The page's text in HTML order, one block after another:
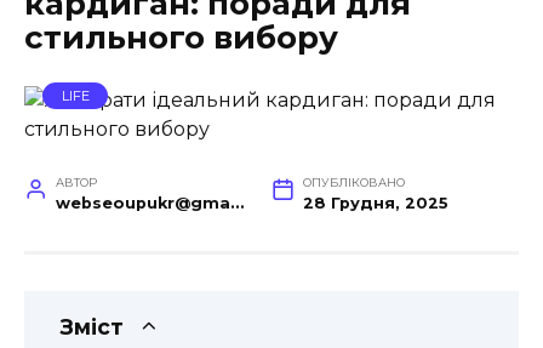
стильного вибору
LIFE
АВТОР
webseoupukr@gmail.com
ОПУБЛІКОВАНО
28 Грудня, 2025
Зміст